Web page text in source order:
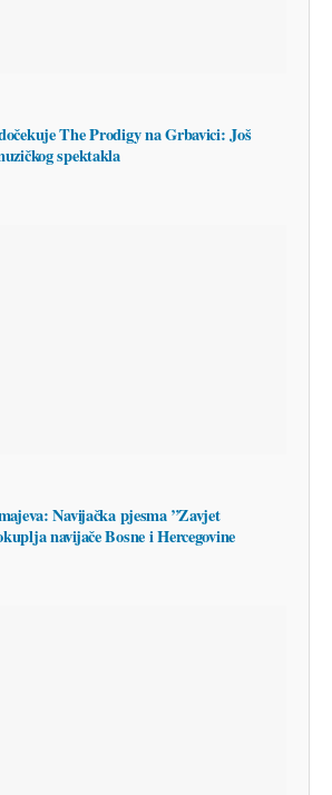
The Prodigy na Grbavici: Još
spektakla
Navijačka pjesma ”Zavjet
navijače Bosne i Hercegovine